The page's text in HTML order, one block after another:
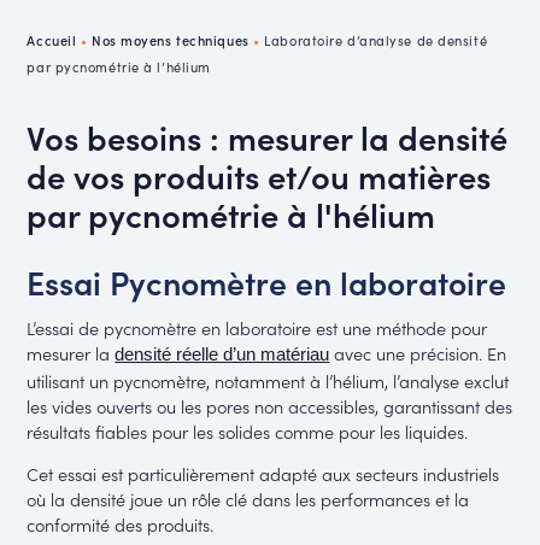
Accueil • Nos moyens techniques • Laboratoire d’analyse de densité
par pycnométrie à l’hélium
Vos besoins : mesurer la densité
de vos produits et/ou matières
par pycnométrie à l'hélium
Essai Pycnomètre en laboratoire
L’essai de pycnomètre en laboratoire est une méthode pour
mesurer ladensité réelle d’un matériau avec une précision. En
utilisant un pycnomètre, notamment à l’hélium, l’analyse exclut
les vides ouverts ou les pores non accessibles, garantissant des
résultats fiables pour les solides comme pour les liquides.
Cet essai est particulièrement adapté aux secteurs industriels
où la densité joue un rôle clé dans les performances et la
conformité des produits.